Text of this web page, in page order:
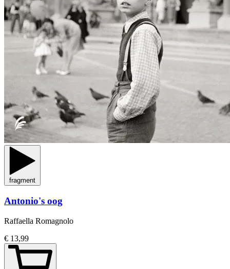
fragment
Antonio's oog
Raffaella Romagnolo
€ 13,99